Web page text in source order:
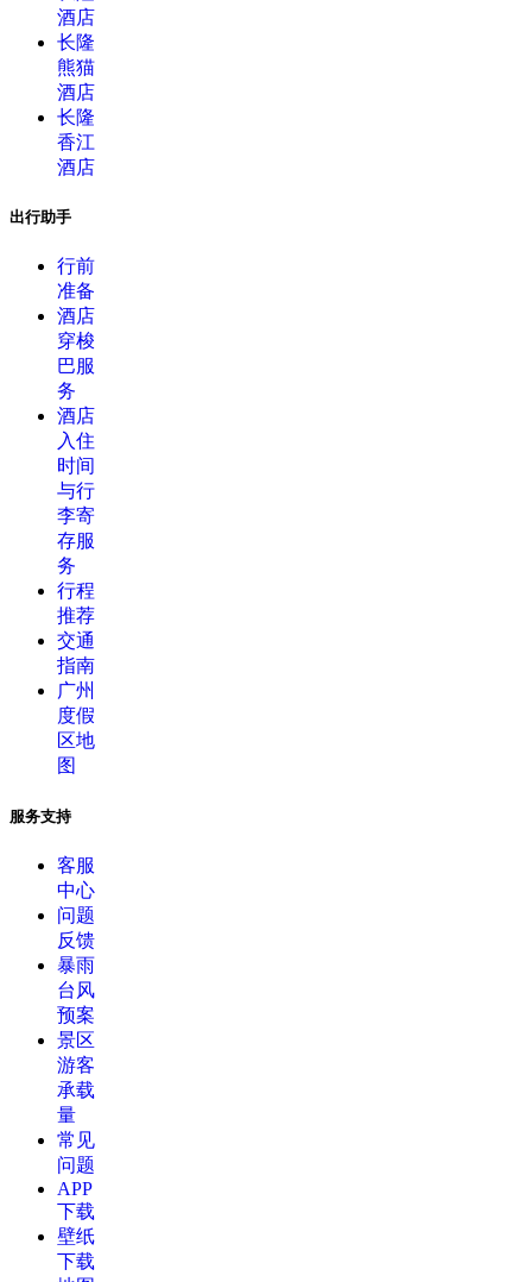
酒店
长隆
熊猫
酒店
长隆
香江
酒店
出行助手
行前
准备
酒店
穿梭
巴服
务
酒店
入住
时间
与行
李寄
存服
务
行程
推荐
交通
指南
广州
度假
区地
图
服务支持
客服
中心
问题
反馈
暴雨
台风
预案
景区
游客
承载
量
常见
问题
APP
下载
壁纸
下载